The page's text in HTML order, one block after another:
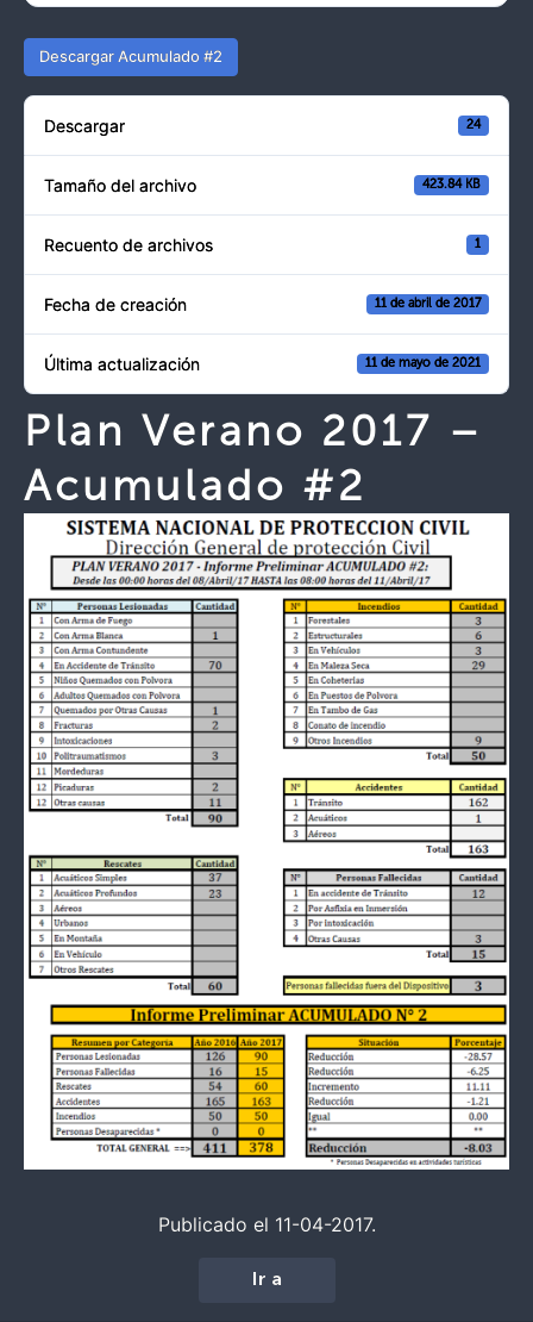
Descargar Acumulado #2
Descargar 24
Tamaño del archivo 423.84 KB
Recuento de archivos 1
Fecha de creación 11 de abril de 2017
Última actualización 11 de mayo de 2021
Plan Verano 2017 –
Acumulado #2
Publicado el 11-04-2017.
Ir a